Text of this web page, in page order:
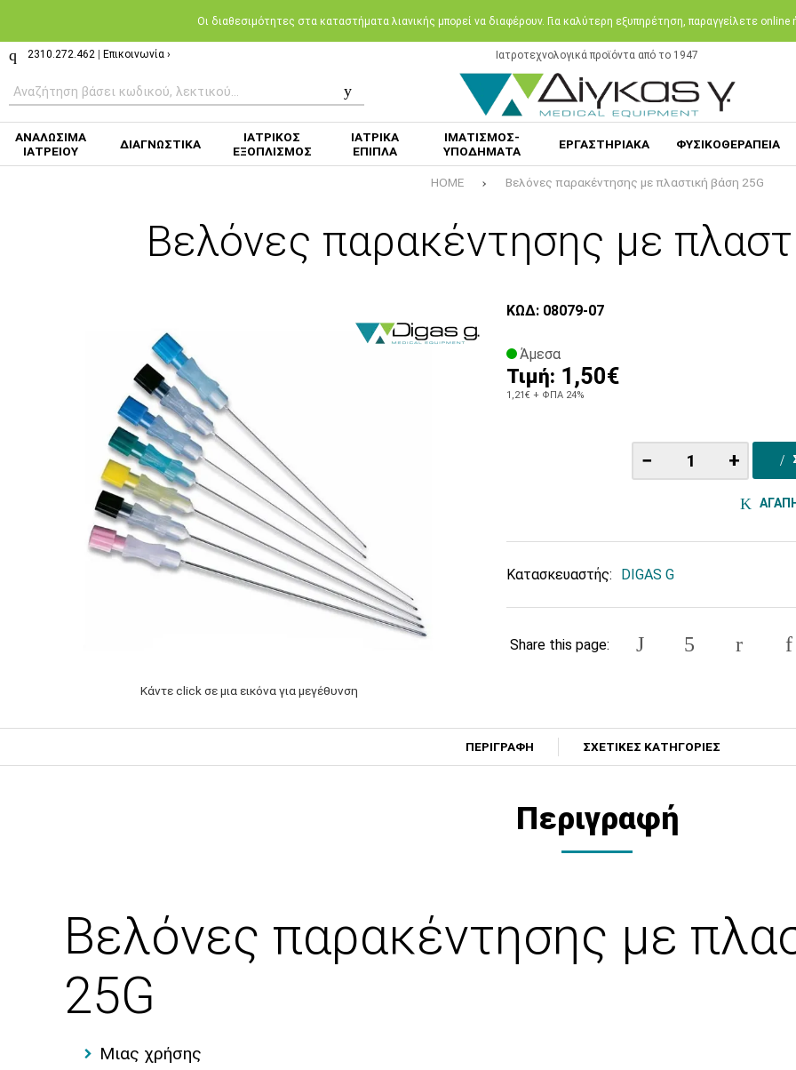
Oι διαθεσιμότητες στα καταστήματα λιανικής μπορεί να διαφέρουν. Για καλύτερη εξυπηρέτηση, παραγγείλετε
2310.272.462 Επικοινωνία › Ιατροτεχνολογικά προϊόντα από το 1947
ΑΝΑΛΩΣΙΜΑ
ΙΑΤΡΕΙΟΥ
ΔΙΑΓΝΩΣΤΙΚΑ
ΙΑΤΡΙΚΟΣ
ΕΞΟΠΛΙΣΜΟΣ
ΙΑΤΡΙΚΑ
ΕΠΙΠΛΑ
ΙΜΑΤΙΣΜΟΣ-
ΥΠΟΔΗΜΑΤΑ
ΕΡΓΑΣΤΗΡΙΑΚΑ ΦΥΣΙΚΟΘΕΡΑΠΕΙΑ
HOME Βελόνες παρακέντησης με πλαστική βάση 25G
Βελόνες παρακέντησης με
Κάντε click σε μια εικόνα για μεγέθυνση
ΚΩΔ: 08079-07
Άμεσα
Τιμή: 1,50€
1,21€ + ΦΠΑ 24%
− +
Κατασκευαστής: DIGAS G
Share this page:
ΠΕΡΙΓΡΑΦΗ ΣΧΕΤΙΚΕΣ ΚΑΤΗΓΟΡΙΕΣ
Περιγραφή
Βελόνες παρακέντησης με
25G
Mιας χρήσης